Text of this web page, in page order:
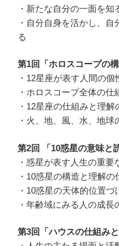
・新たな自分の一面を知
・自分自身を活かし、
る
第1回「ホロスコープの構
・12星座が表す人間の個
・ホロスコープ全体の仕
・12星座の仕組みと理解
・火、地、風、水、地
第2回 「10惑星の意味と
・惑星が表す人生の重要
・10惑星の構造と理解の
・10惑星の天体的位置
・年齢域にみる人の成長
第3回「ハウスの仕組みと